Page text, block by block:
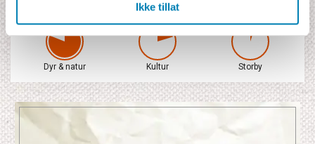
Ikke tillat
Dyr & natur Kultur Storby